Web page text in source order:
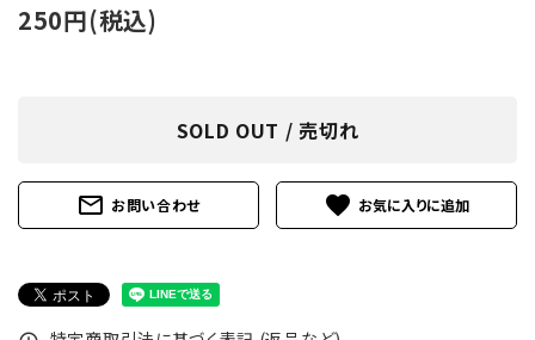
250円(税込)
SOLD OUT / 売切れ
mail_outline お問い合わせ favorite